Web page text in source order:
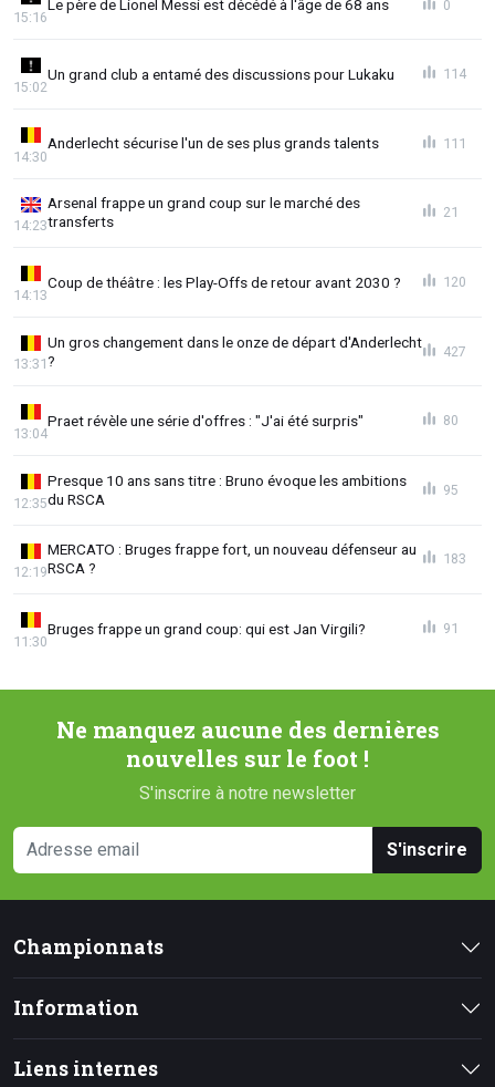
Le père de Lionel Messi est décédé à l'âge de 68 ans
15:16
0
Un grand club a entamé des discussions pour Lukaku
15:02
114
Anderlecht sécurise l'un de ses plus grands talents
14:30
111
Arsenal frappe un grand coup sur le marché des
transferts
14:23
21
Coup de théâtre : les Play-Offs de retour avant 2030 ?
14:13
120
Un gros changement dans le onze de départ d'Anderlecht
?
13:31
427
Praet révèle une série d'offres : "J'ai été surpris"
13:04
80
Presque 10 ans sans titre : Bruno évoque les ambitions
du RSCA
12:35
95
MERCATO : Bruges frappe fort, un nouveau défenseur au
RSCA ?
12:19
183
Bruges frappe un grand coup: qui est Jan Virgili?
11:30
91
Ne manquez aucune des dernières
nouvelles sur le foot !
S'inscrire à notre newsletter
S'inscrire
Championnats
Information
Liens internes